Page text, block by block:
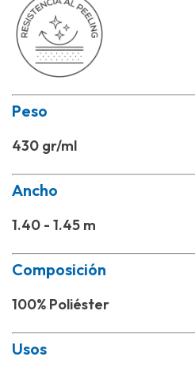
Peso
430 gr/ml
Ancho
1.40 - 1.45 m
Composición
100% Poliéster
Usos